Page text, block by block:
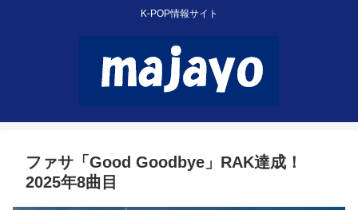
K-POP情報サイト
ファサ「Good Goodbye」RAK達成！
2025年8曲目